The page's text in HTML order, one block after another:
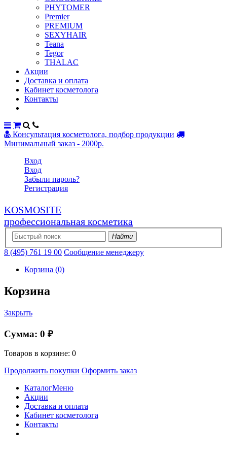
PHYTOMER
Premier
PREMIUM
SEXYHAIR
Teana
Tegor
THALAC
Акции
Доставка и оплата
Кабинет косметолога
Контакты
Консультация косметолога, подбор продукции
Минимальный заказ - 2000р.
Вход
Вход
Забыли пароль?
Регистрация
KOSMOSITE
профессиональная косметика
Найти
8 (495) 761 19 00 Сообщение менеджеру
Корзина (0)
Корзина
Закрыть
Сумма: 0 ₽
Товаров в корзине: 0
Продолжить покупки Оформить заказ
КаталогМеню
Акции
Доставка и оплата
Кабинет косметолога
Контакты